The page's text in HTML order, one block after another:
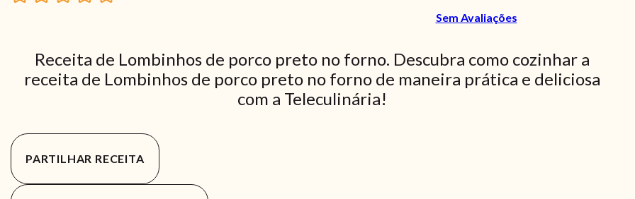
Sem Avaliações
Receita de Lombinhos de porco preto no forno. Descubra como cozinhar a
receita de Lombinhos de porco preto no forno de maneira prática e deliciosa
com a Teleculinária!
PARTILHAR RECEITA